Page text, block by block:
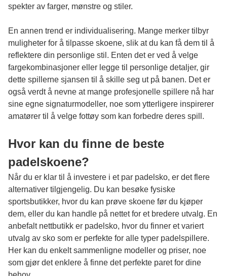
spekter av farger, mønstre og stiler.
En annen trend er individualisering. Mange merker tilbyr
muligheter for å tilpasse skoene, slik at du kan få dem til å
reflektere din personlige stil. Enten det er ved å velge
fargekombinasjoner eller legge til personlige detaljer, gir
dette spillerne sjansen til å skille seg ut på banen. Det er
også verdt å nevne at mange profesjonelle spillere nå har
sine egne signaturmodeller, noe som ytterligere inspirerer
amatører til å velge fottøy som kan forbedre deres spill.
Hvor kan du finne de beste
padelskoene?
Når du er klar til å investere i et par padelsko, er det flere
alternativer tilgjengelig. Du kan besøke fysiske
sportsbutikker, hvor du kan prøve skoene før du kjøper
dem, eller du kan handle på nettet for et bredere utvalg. En
anbefalt nettbutikk er padelsko, hvor du finner et variert
utvalg av sko som er perfekte for alle typer padelspillere.
Her kan du enkelt sammenligne modeller og priser, noe
som gjør det enklere å finne det perfekte paret for dine